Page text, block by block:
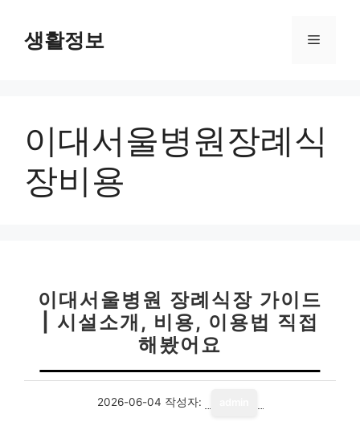
생활정보 메
이대서울병원장례식
장비용
이대서울병원 장례식장 가이드
| 시설소개, 비용, 이용법 직접
해봤어요
2026-06-04 작성자: